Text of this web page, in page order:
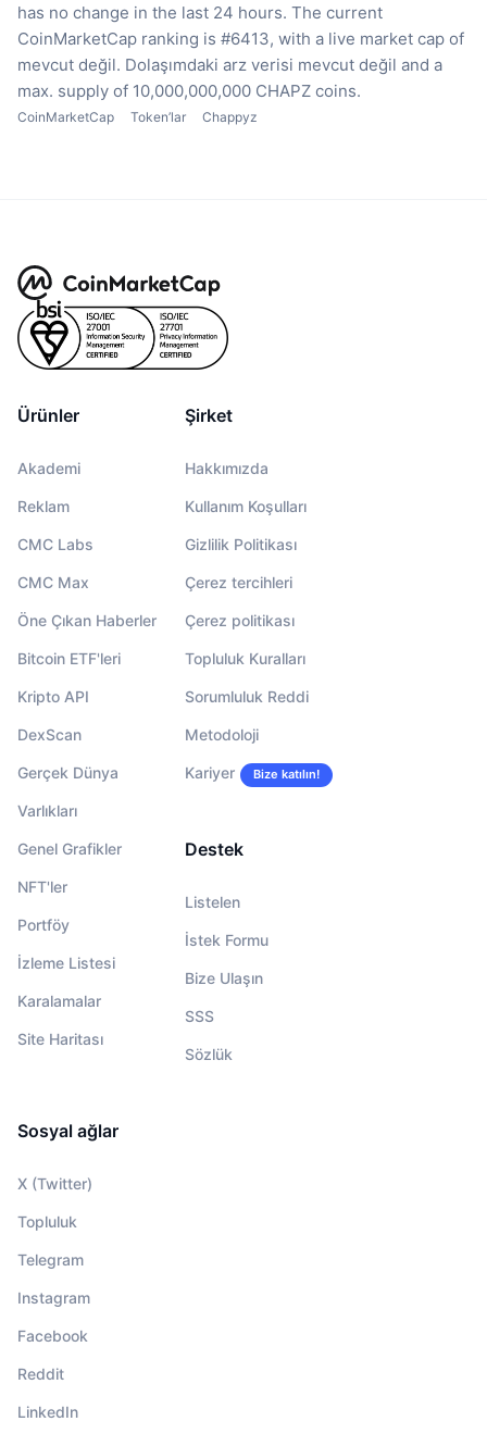
has no change in the last 24 hours. The current
CoinMarketCap ranking is #6413, with a live market cap of
mevcut değil. Dolaşımdaki arz verisi mevcut değil and a
max. supply of 10,000,000,000 CHAPZ coins.
CoinMarketCap Token’lar Chappyz
Ürünler
Akademi
Reklam
CMC Labs
CMC Max
Öne Çıkan Haberler
Bitcoin ETF'leri
Kripto API
DexScan
Gerçek Dünya
Varlıkları
Genel Grafikler
NFT'ler
Portföy
İzleme Listesi
Karalamalar
Site Haritası
Şirket
Hakkımızda
Kullanım Koşulları
Gizlilik Politikası
Çerez tercihleri
Çerez politikası
Topluluk Kuralları
Sorumluluk Reddi
Metodoloji
Kariyer Bize katılın!
Destek
Listelen
İstek Formu
Bize Ulaşın
SSS
Sözlük
Sosyal ağlar
X (Twitter)
Topluluk
Telegram
Instagram
Facebook
Reddit
LinkedIn